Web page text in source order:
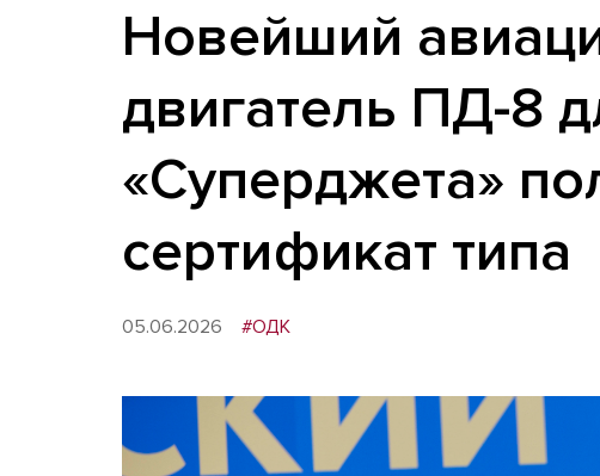
Новейший
двигатель ПД-8
«Суперджета»
сертификат типа
05.06.2026 #ОДК